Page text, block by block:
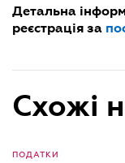
Детальна
реєстрація за
Схожі
ПОДАТКИ